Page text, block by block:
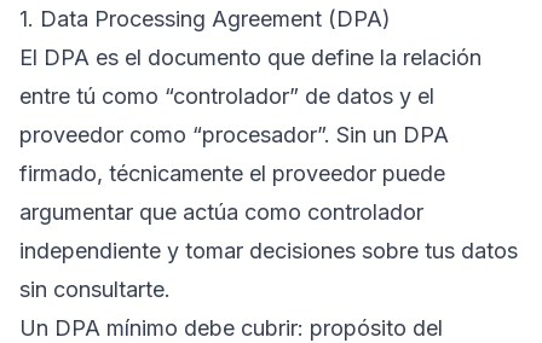
1. Data Processing Agreement (DPA)
El DPA es el documento que define la relación
entre tú como “controlador” de datos y el
proveedor como “procesador”. Sin un DPA
firmado, técnicamente el proveedor puede
argumentar que actúa como controlador
independiente y tomar decisiones sobre tus datos
sin consultarte.
Un DPA mínimo debe cubrir: propósito del